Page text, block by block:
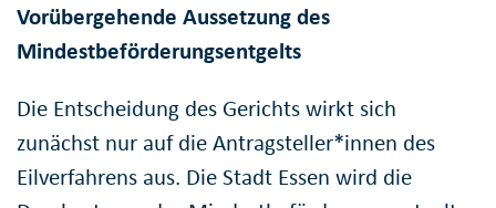
Vorübergehende Aussetzung des
Mindestbeförderungsentgelts
Die Entscheidung des Gerichts wirkt sich
zunächst nur auf die Antragsteller*innen des
Eilverfahrens aus. Die Stadt Essen wird die